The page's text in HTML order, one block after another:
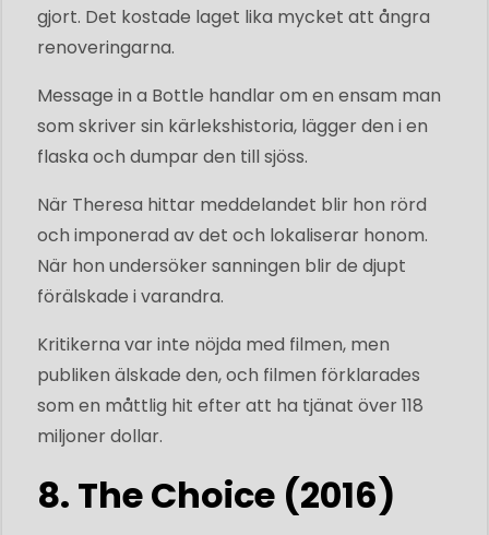
gjort. Det kostade laget lika mycket att ångra
renoveringarna.
Message in a Bottle handlar om en ensam man
som skriver sin kärlekshistoria, lägger den i en
flaska och dumpar den till sjöss.
När Theresa hittar meddelandet blir hon rörd
och imponerad av det och lokaliserar honom.
När hon undersöker sanningen blir de djupt
förälskade i varandra.
Kritikerna var inte nöjda med filmen, men
publiken älskade den, och filmen förklarades
som en måttlig hit efter att ha tjänat över 118
miljoner dollar.
8. The Choice (2016)